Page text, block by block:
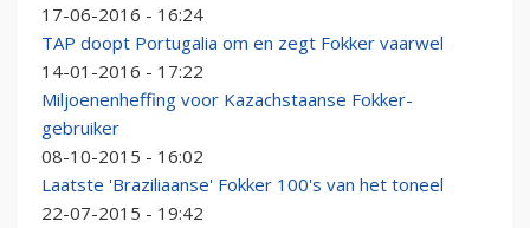
17-06-2016 - 16:24
TAP doopt Portugalia om en zegt Fokker vaarwel
14-01-2016 - 17:22
Miljoenenheffing voor Kazachstaanse Fokker-
gebruiker
08-10-2015 - 16:02
Laatste 'Braziliaanse' Fokker 100's van het toneel
22-07-2015 - 19:42